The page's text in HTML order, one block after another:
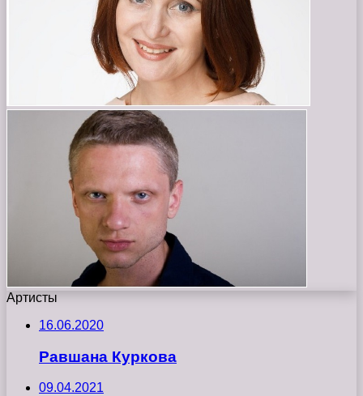
Артисты
16.06.2020
Равшана Куркова
09.04.2021